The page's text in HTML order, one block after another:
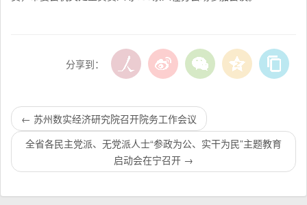
分享到：
← 苏州数实经济研究院召开院务工作会议
全省各民主党派、无党派人士“参政为公、实干为民”主题教育
启动会在宁召开 →